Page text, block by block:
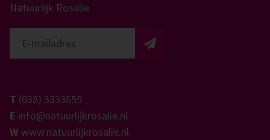
Natuurlijk Rosalie
T (038) 3333659
E info@natuurlijkrosalie.nl
W www.natuurlijkrosalie.nl